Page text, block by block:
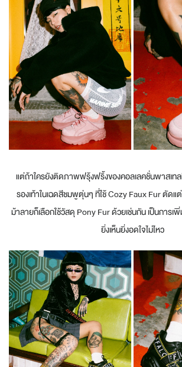
แต่ถ้าใครยังติดภาพฟรุ้งฟริ้งของคอลเลคชั่นพาสเท
รองเท้าในเฉดสีชมพูตุ่นๆ ที่ใช้ Cozy Faux Fur ตัดแ
ม้าลายก็เลือกใช้วัสดุ Pony Fur ด้วยเช่นกัน เป็นการ
ยิ่งเห็นยิ่งอดใจไม่ไหว